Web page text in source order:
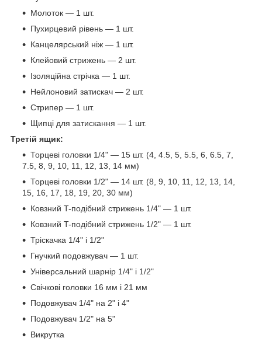
Молоток — 1 шт.
Пухирцевий рівень — 1 шт.
Канцелярський ніж — 1 шт.
Клейовий стрижень — 2 шт.
Ізоляційна стрічка — 1 шт.
Нейлоновий затискач — 2 шт.
Стрипер — 1 шт.
Щипці для затискання — 1 шт.
Третій ящик:
Торцеві головки 1/4" — 15 шт. (4, 4.5, 5, 5.5, 6, 6.5, 7,
7.5, 8, 9, 10, 11, 12, 13, 14 мм)
Торцеві головки 1/2" — 14 шт. (8, 9, 10, 11, 12, 13, 14,
15, 16, 17, 18, 19, 20, 30 мм)
Ковзний T-подібний стрижень 1/4" — 1 шт.
Ковзний T-подібний стрижень 1/2" — 1 шт.
Тріскачка 1/4" і 1/2"
Гнучкий подовжувач — 1 шт.
Універсальний шарнір 1/4" і 1/2"
Свічкові головки 16 мм і 21 мм
Подовжувач 1/4" на 2" і 4"
Подовжувач 1/2" на 5"
Викрутка